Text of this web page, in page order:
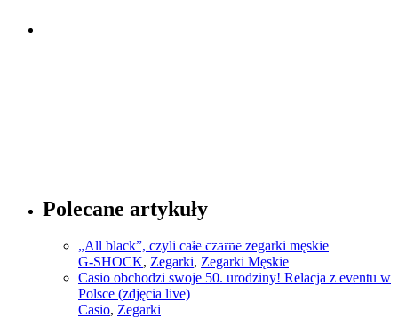
Sprawdź
Polecane artykuły
„All black”, czyli całe czarne zegarki męskie
G-SHOCK, Zegarki, Zegarki Męskie
Casio obchodzi swoje 50. urodziny! Relacja z eventu w
Polsce (zdjęcia live)
Casio, Zegarki